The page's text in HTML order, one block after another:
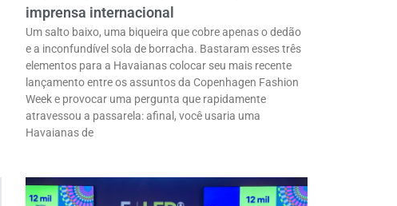
imprensa internacional
Um salto baixo, uma biqueira que cobre apenas o dedão
e a inconfundível sola de borracha. Bastaram esses três
elementos para a Havaianas colocar seu mais recente
lançamento entre os assuntos da Copenhagen Fashion
Week e provocar uma pergunta que rapidamente
atravessou a passarela: afinal, você usaria uma
Havaianas de